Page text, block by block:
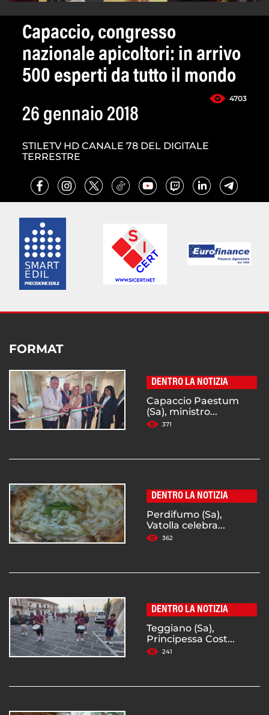
Capaccio, congresso
nazionale apicoltori: in arrivo
500 esperti da tutto il mondo
4703
26 gennaio 2018
STILETV HD CANALE 78 DEL DIGITALE
TERRESTRE
FORMAT
DENTRO LA NOTIZIA
Capaccio Paestum
(Sa), ministro...
371
DENTRO LA NOTIZIA
Perdifumo (Sa),
Vatolla celebra...
362
DENTRO LA NOTIZIA
Teggiano (Sa),
Principessa Cost...
241